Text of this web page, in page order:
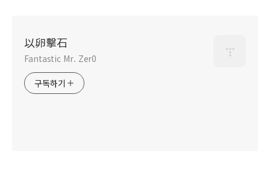
以卵擊石
Fantastic Mr. Zer0
구독하기